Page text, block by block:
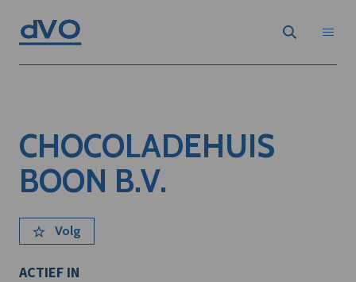
CHOCOLADEHUIS
BOON B.V.
Volg
ACTIEF IN